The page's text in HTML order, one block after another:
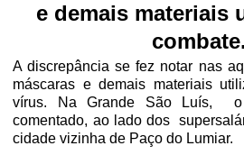
e demais materiais
combate.
A discrepância se fez notar nas
máscaras e demais materiais
vírus. Na Grande São Luís,
comentado, ao lado dos
cidade vizinha de Paço do Lumiar.